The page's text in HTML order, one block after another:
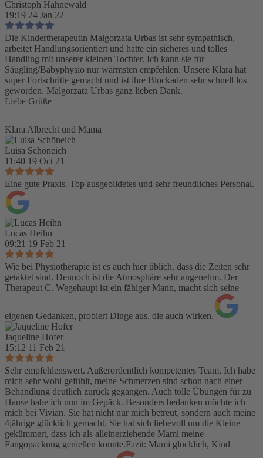
Christoph Hahnewald
19:19 24 Jan 22
Die Kindertherapeutin Malgorzata Urbas ist sehr sympathisch,
arbeitet Handlungsorientiert und hatte ein sicheres und tolles
Handling mit unserer kleinen Tochter. Ich kann sie für
Säugling/Babyphysio nur wärmsten empfehlen. Unsere Klara hat
super Fortschritte gemacht und ist ihre Blockaden sehr schnell los
geworden. Malgorzata Urbas ganz lieben Dank.
Liebe Grüße
Klara Albrecht und Mama
Luisa Schöneich
11:40 19 Oct 21
Eine gute Praxis. Top ausgebildetes und sehr freundliches Personal.
Lucas Heihn
09:21 19 Feb 21
Wie bei Physiotherapie ist es auch hier üblich, dass die Zeiten sehr
getaktet sind. Dennoch ist die Atmosphäre sehr angenehm. Der
Therapeut C. Wegehaupt ist ein fähiger Mann, macht sich seine
eigenen Gedanken, probiert Dinge aus, die auch wirken.
Jaqueline Hofer
15:12 11 Feb 21
Sehr empfehlenswert. Außerordentlich kompetentes Team. Ich habe
mich sehr wohl gefühlt, meine Schmerzen sind schon nach einer
Behandlung deutlich zurück gegangen. Auch tolle Übungen für zu
Hause habe ich nun im Gepäck. Besonders bedanken möchte ich
mich bei Vivian. Sie hat nicht nur mich betreut, sondern auch meine
4jährige glücklich gemacht. Sie hat sich liebevoll um die Kleine
gekümmert, dass ich als alleinerziehende Mami meine
Fangopackung genießen konnte.Fazit: Mami glücklich, Kind